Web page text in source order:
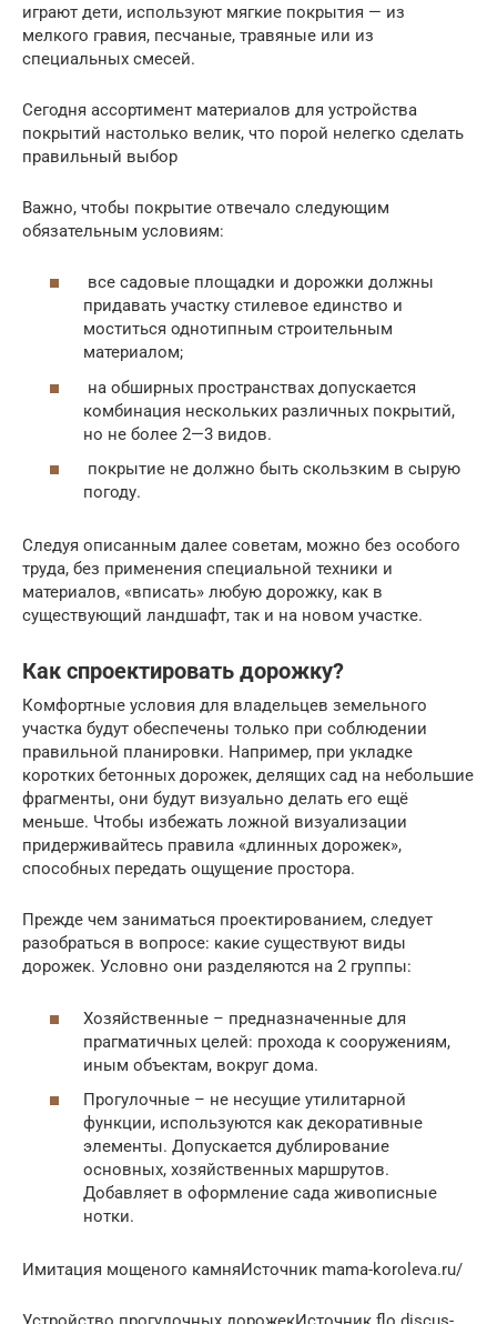
играют дети, используют мягкие покрытия — из
мелкого гравия, песчаные, травяные или из
специальных смесей.
Сегодня ассортимент материалов для устройства
покрытий настолько велик, что порой нелегко сделать
правильный выбор
Важно, чтобы покрытие отвечало следующим
обязательным условиям:
все садовые площадки и дорожки должны
придавать участку стилевое единство и
моститься однотипным строительным
материалом;
на обширных пространствах допускается
комбинация нескольких различных покрытий,
но не более 2—3 видов.
покрытие не должно быть скользким в сырую
погоду.
Следуя описанным далее советам, можно без особого
труда, без применения специальной техники и
материалов, «вписать» любую дорожку, как в
существующий ландшафт, так и на новом участке.
Как спроектировать дорожку?
Комфортные условия для владельцев земельного
участка будут обеспечены только при соблюдении
правильной планировки. Например, при укладке
коротких бетонных дорожек, делящих сад на небольшие
фрагменты, они будут визуально делать его ещё
меньше. Чтобы избежать ложной визуализации
придерживайтесь правила «длинных дорожек»,
способных передать ощущение простора.
Прежде чем заниматься проектированием, следует
разобраться в вопросе: какие существуют виды
дорожек. Условно они разделяются на 2 группы:
Хозяйственные – предназначенные для
прагматичных целей: прохода к сооружениям,
иным объектам, вокруг дома.
Прогулочные – не несущие утилитарной
функции, используются как декоративные
элементы. Допускается дублирование
основных, хозяйственных маршрутов.
Добавляет в оформление сада живописные
нотки.
Имитация мощеного камняИсточник mama-koroleva.ru/